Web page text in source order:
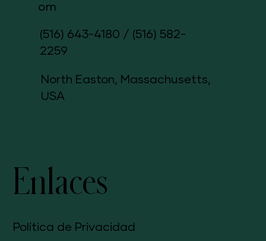
om
(516) 643-4180 / (516) 582-
2259
North Easton, Massachusetts,
USA
Enlaces
Política de Privacidad